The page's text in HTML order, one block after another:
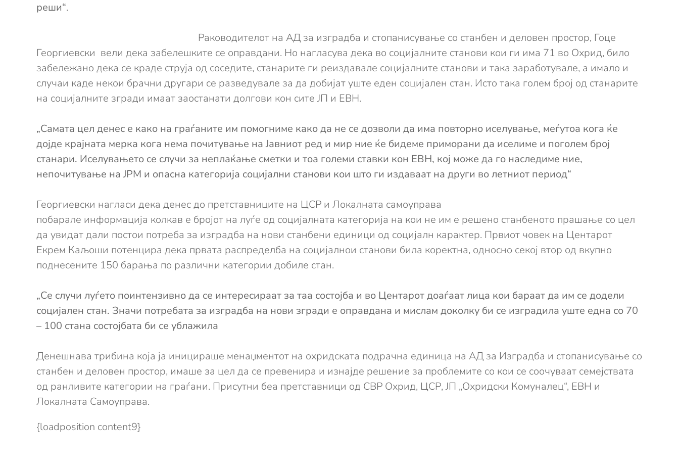
реши“.
Раководителот на АД за изградба и стопанисување со станбен и деловен простор, Гоце
Георгиевски вели дека забелешките се оправдани. Но нагласува дека во социјалните станови кои ги има 71 во Охрид, било
забележано дека се краде струја од соседите, станарите ги реиздавале социјалните станови и така заработувале, а имало и
случаи каде некои брачни другари се разведувале за да добијат уште еден социјален стан. Исто така голем број од станарите
на социјалните згради имаат заостанати долгови кон сите ЈП и ЕВН.
„Самата цел денес е како на граѓаните им помогниме како да не се дозволи да има повторно иселување, меѓутоа кога ќе
дојде крајната мерка кога нeма почитување на Јавниот ред и мир ние ќе бидеме приморани да иселиме и поголем број
станари. Иселувањето се случи за неплаќање сметки и тоа големи ставки кон ЕВН, кој може да го наследиме ние,
непочитување на ЈРM и опасна категорија социјални станови кои што ги издаваат на други во летниот период“
Георгиевски нагласи дека денес до претставниците на ЦСР и Локалната самоуправа
побарале информација колкав е бројот на луѓе од социјалната категорија на кои не им е решено станбеното прашање со цел
да увидат дали постои потреба за изградба на нови станбени единици од социјалн карактер. Првиот човек на Центарот
Екрем Каљоши потенцира дека првата распределба на социјалнои станови била коректна, односно секој втор од вкупно
поднесените 150 барања по различни категории добиле стан.
„Се случи луѓето поинтензивно да се интересираат за таа состојба и во Центарот доаѓаат лица кои бараат да им се додели
социјален стан. Значи потребата за изградба на нови згради е оправдана и мислам доколку би се изградила уште една со 70
– 100 стана состојбата би се ублажила
Денешнава трибина која ја иницираше менаџментот на охридската подрачна единица на АД за Изградба и стопанисување со
станбен и деловен простор, имаше за цел да се превенира и изнајде решение за проблемите со кои се соочуваат семејствата
од ранливите категории на граѓани. Присутни беа претставници од СВР Охрид, ЦСР, ЈП „Охридски Комуналец“, ЕВН и
Локалната Самоуправа.
{loadposition content9}